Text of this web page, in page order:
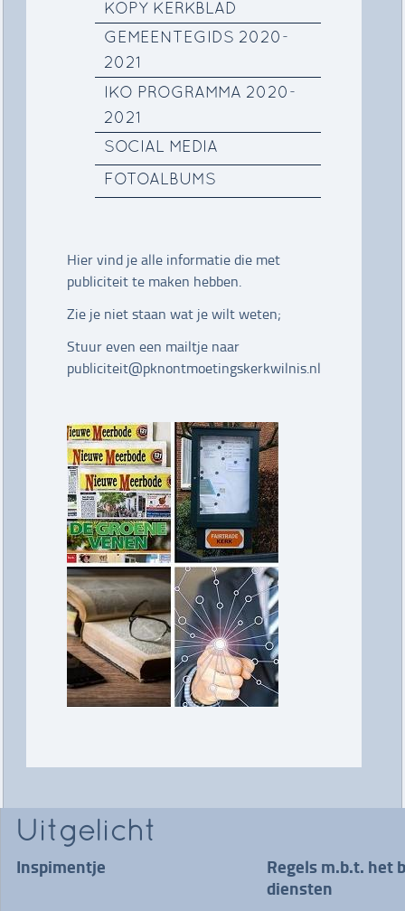
KOPY KERKBLAD
GEMEENTEGIDS 2020-
2021
IKO PROGRAMMA 2020-
2021
SOCIAL MEDIA
FOTOALBUMS
Hier vind je alle informatie die met
publiciteit te maken hebben.
Zie je niet staan wat je wilt weten;
Stuur even een mailtje naar
publiciteit@pknontmoetingskerkwilnis.nl
Uitgelicht
Inspimentje
Regels m.b.t. het
diensten